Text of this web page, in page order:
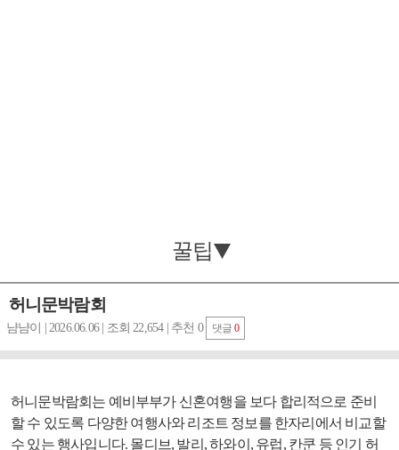
꿀팁
허니문박람회
냠냠이 | 2026.06.06 | 조회 22,654 | 추천 0 댓글 0
허니문박람회는 예비부부가 신혼여행을 보다 합리적으로 준비
할 수 있도록 다양한 여행사와 리조트 정보를 한자리에서 비교할
수 있는 행사입니다. 몰디브, 발리, 하와이, 유럽, 칸쿤 등 인기 허